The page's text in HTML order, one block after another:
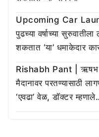
Upcoming Car
पुढच्या वर्षाच्या
शकतात ‘या’ धमाकेदार
Rishabh Pant | ऋषभ
मैदानावर परतण्यासाठी
‘एवढा’ वेळ, डॉक्टर